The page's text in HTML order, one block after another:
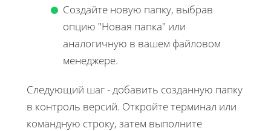
Создайте новую папку, выбрав
опцию "Новая папка" или
аналогичную в вашем файловом
менеджере.
Следующий шаг - добавить созданную папку
в контроль версий. Откройте терминал или
командную строку, затем выполните